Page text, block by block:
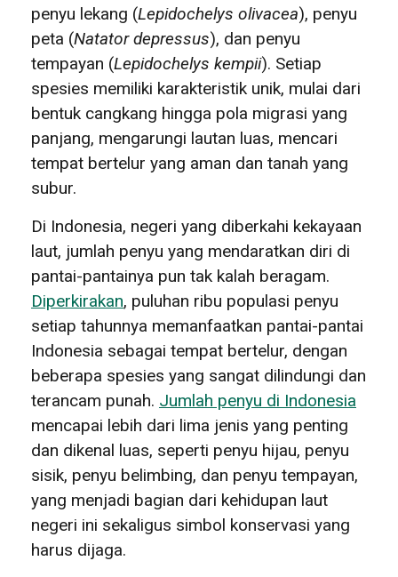
penyu lekang (Lepidochelys olivacea), penyu
peta (Natator depressus), dan penyu
tempayan (Lepidochelys kempii). Setiap
spesies memiliki karakteristik unik, mulai dari
bentuk cangkang hingga pola migrasi yang
panjang, mengarungi lautan luas, mencari
tempat bertelur yang aman dan tanah yang
subur.
Di Indonesia, negeri yang diberkahi kekayaan
laut, jumlah penyu yang mendaratkan diri di
pantai-pantainya pun tak kalah beragam.
Diperkirakan, puluhan ribu populasi penyu
setiap tahunnya memanfaatkan pantai-pantai
Indonesia sebagai tempat bertelur, dengan
beberapa spesies yang sangat dilindungi dan
terancam punah. Jumlah penyu di Indonesia
mencapai lebih dari lima jenis yang penting
dan dikenal luas, seperti penyu hijau, penyu
sisik, penyu belimbing, dan penyu tempayan,
yang menjadi bagian dari kehidupan laut
negeri ini sekaligus simbol konservasi yang
harus dijaga.